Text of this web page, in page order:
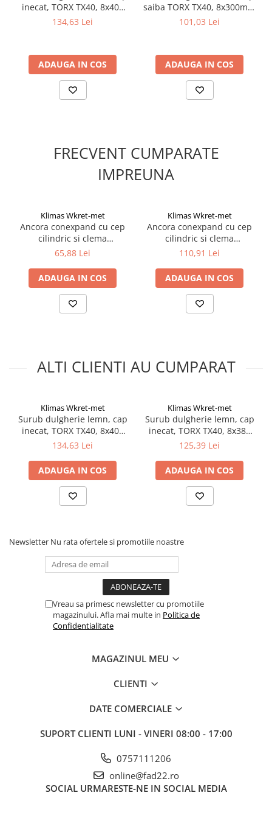
și previne alunecarea în timpul utilizării.
Versatilitate:
Potriviți pentru diverse aplicații precum montarea
șarpantelor, fixarea structurilor de lemn, lemn masiv sau
pentru profesionști care doresc o conexiune durabilă, estetică și
de înaltă calitate în proiecte de dulgherie și construcții din lemn.
inecat, TORX TX40, 8x400
mm - 50 bucati/cutie -
134,63 Lei
ADAUGA IN COS
saiba TORX TX40, 8x300mm
- 50 bucati/cutie - WKCP-
101,03 Lei
ADAUGA IN COS
FRECVENT CUMPARATE
IMPREUNA
Klimas Wkret-met
Ancora conexpand cu cep
cilindric si clema
10x135mm - 25 buc/cutie -
met
65,88 Lei
ADAUGA IN COS
Klimas Wkret-met
Ancora conexpand cu cep
cilindric si clema
12x165mm - 25 buc/cutie -
met
110,91 Lei
ADAUGA IN COS
ALTI CLIENTI AU CUMPARAT
Klimas Wkret-met
Surub dulgherie lemn, cap
inecat, TORX TX40, 8x400
mm - 50 bucati/cutie -
met
134,63 Lei
ADAUGA IN COS
Klimas Wkret-met
Surub dulgherie lemn, cap
inecat, TORX TX40, 8x380
mm - 50 bucati/cutie -
met
125,39 Lei
ADAUGA IN COS
Newsletter Nu rata ofertele si promotiile noastre
Vreau sa primesc newsletter cu promotiile
magazinului. Afla mai multe in Politica de
Confidentialitate
MAGAZINUL MEU
CLIENTI
DATE COMERCIALE
SUPORT CLIENTI LUNI - VINERI 08:00 - 17:00
0757111206
online@fad22.ro
SOCIAL URMARESTE-NE IN SOCIAL MEDIA